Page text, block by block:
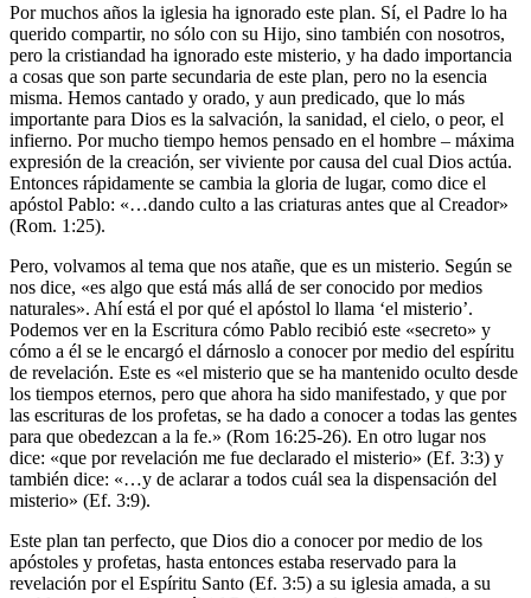
Por muchos años la iglesia ha ignorado este plan. Sí, el Padre lo ha
querido compartir, no sólo con su Hijo, sino también con nosotros,
pero la cristiandad ha ignorado este misterio, y ha dado importancia
a cosas que son parte secundaria de este plan, pero no la esencia
misma. Hemos cantado y orado, y aun predicado, que lo más
importante para Dios es la salvación, la sanidad, el cielo, o peor, el
infierno. Por mucho tiempo hemos pensado en el hombre – máxima
expresión de la creación, ser viviente por causa del cual Dios actúa.
Entonces rápidamente se cambia la gloria de lugar, como dice el
apóstol Pablo: «…dando culto a las criaturas antes que al Creador»
(Rom. 1:25).
Pero, volvamos al tema que nos atañe, que es un misterio. Según se
nos dice, «es algo que está más allá de ser conocido por medios
naturales». Ahí está el por qué el apóstol lo llama ‘el misterio’.
Podemos ver en la Escritura cómo Pablo recibió este «secreto» y
cómo a él se le encargó el dárnoslo a conocer por medio del espíritu
de revelación. Este es «el misterio que se ha mantenido oculto desde
los tiempos eternos, pero que ahora ha sido manifestado, y que por
las escrituras de los profetas, se ha dado a conocer a todas las gentes
para que obedezcan a la fe.» (Rom 16:25-26). En otro lugar nos
dice: «que por revelación me fue declarado el misterio» (Ef. 3:3) y
también dice: «…y de aclarar a todos cuál sea la dispensación del
misterio» (Ef. 3:9).
Este plan tan perfecto, que Dios dio a conocer por medio de los
apóstoles y profetas, hasta entonces estaba reservado para la
revelación por el Espíritu Santo (Ef. 3:5) a su iglesia amada, a su